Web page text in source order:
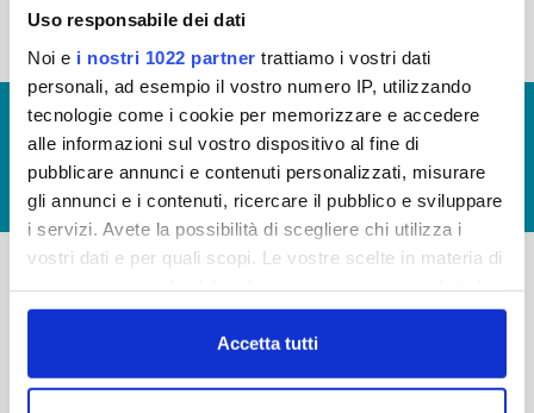
Uso responsabile dei dati
Noi e i nostri 1022 partner trattiamo i vostri dati
personali, ad esempio il vostro numero IP, utilizzando
tecnologie come i cookie per memorizzare e accedere
alle informazioni sul vostro dispositivo al fine di
pubblicare annunci e contenuti personalizzati, misurare
gli annunci e i contenuti, ricercare il pubblico e sviluppare
i servizi. Avete la possibilità di scegliere chi utilizza i
vostri dati e per quali scopi. Le vostre scelte in materia di
in cui avete effettuato le vostre scelte. È possibile
modificare o revocare il proprio consenso in qualsiasi
momento dalla Dichiarazione sui cookie o facendo clic
Accetta tutti
© Copyright 2017 - 2026
GLOSSARIO
GIUDICA IL SERVIZIO
LAVORA CON NOI
Via Villamagna 90/c -
-
FAQ
PRIVACY POLICY